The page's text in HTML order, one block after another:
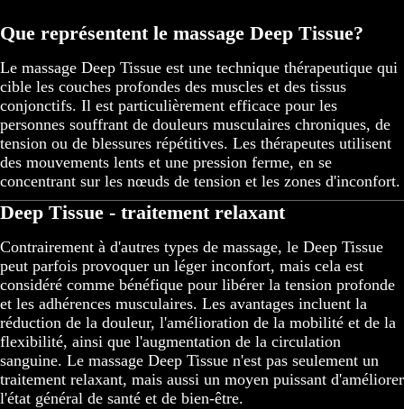
Que représentent le massage Deep Tissue?
Le massage Deep Tissue est une technique thérapeutique qui
cible les couches profondes des muscles et des tissus
conjonctifs. Il est particulièrement efficace pour les
personnes souffrant de douleurs musculaires chroniques, de
tension ou de blessures répétitives. Les thérapeutes utilisent
des mouvements lents et une pression ferme, en se
concentrant sur les nœuds de tension et les zones d'inconfort.
Deep Tissue - traitement relaxant
Contrairement à d'autres types de massage, le Deep Tissue
peut parfois provoquer un léger inconfort, mais cela est
considéré comme bénéfique pour libérer la tension profonde
et les adhérences musculaires. Les avantages incluent la
réduction de la douleur, l'amélioration de la mobilité et de la
flexibilité, ainsi que l'augmentation de la circulation
sanguine. Le massage Deep Tissue n'est pas seulement un
traitement relaxant, mais aussi un moyen puissant d'améliorer
l'état général de santé et de bien-être.